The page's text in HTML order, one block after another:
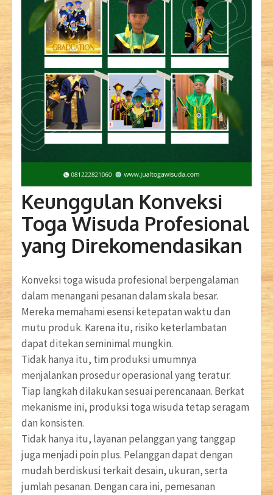
Keunggulan Konveksi
Toga Wisuda Profesional
yang Direkomendasikan
Konveksi toga wisuda profesional berpengalaman
dalam menangani pesanan dalam skala besar.
Mereka memahami esensi ketepatan waktu dan
mutu produk. Karena itu, risiko keterlambatan
dapat ditekan seminimal mungkin.
Tidak hanya itu, tim produksi umumnya
menjalankan prosedur operasional yang teratur.
Tiap langkah dilakukan sesuai perencanaan. Berkat
mekanisme ini, produksi toga wisuda tetap seragam
dan konsisten.
Tidak hanya itu, layanan pelanggan yang tanggap
juga menjadi poin plus. Pelanggan dapat dengan
mudah berdiskusi terkait desain, ukuran, serta
jumlah pesanan. Dengan cara ini, pemesanan